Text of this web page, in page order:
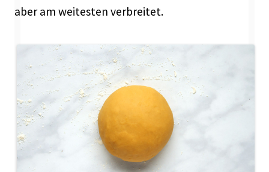
aber am weitesten verbreitet.